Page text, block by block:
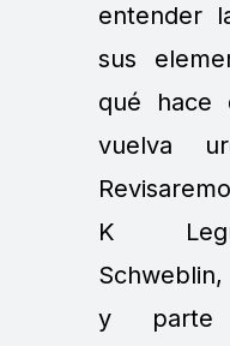
entender
sus
qué hace
vuelva
K
y